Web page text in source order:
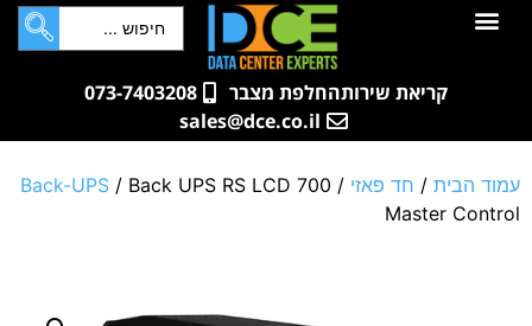
לתוכן
קריאת שירותהחלפת מצבר
073-7403208
sales@dce.co.il
עמוד הבית / חד פאזי /
Back-UPS / Back UPS RS LCD 700
Master Control